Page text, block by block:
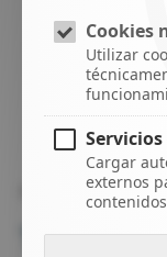
KITESURF
TABLA
Cookies
Utilizar
Cargar
externos